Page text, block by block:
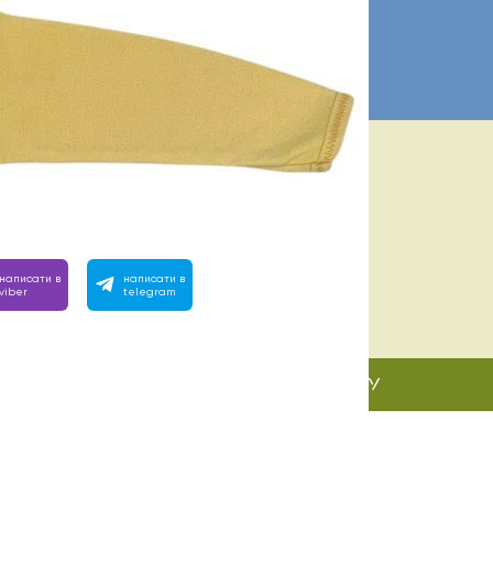
ДОПОМОГА? МИ ПОРЯД:
з 10:00 до 22:00
на будь-яке запитання, зателефонуйте або напишіть
написати в
viber
написати в
telegram